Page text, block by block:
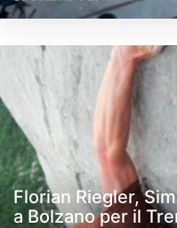
Florian Riegler,
a Bolzano per il